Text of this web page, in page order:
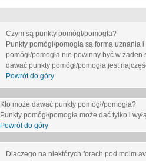
Czym są punkty pomógł/pomogła?
Punkty pomógł/pomogła są formą
pomógł/pomogła nie powinny być w
dawać punkty pomógł/pomogła jest
Powrót do góry
Kto może dawać punkty pomógł/pomogła?
Punkty pomógł/pomogła może dać tylko i
Powrót do góry
Dlaczego na niektórych forach pod moim